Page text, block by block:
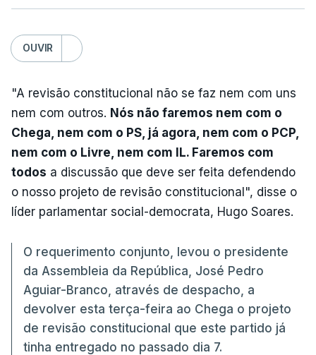
OUVIR
"A revisão constitucional não se faz nem com uns
nem com outros. Nós não faremos nem com o
Chega, nem com o PS, já agora, nem com o PCP,
nem com o Livre, nem com IL. Faremos com
todos a discussão que deve ser feita defendendo
o nosso projeto de revisão constitucional", disse o
líder parlamentar social-democrata, Hugo Soares.
O requerimento conjunto, levou o presidente
da Assembleia da República, José Pedro
Aguiar-Branco, através de despacho, a
devolver esta terça-feira ao Chega o projeto
de revisão constitucional que este partido já
tinha entregado no passado dia 7.